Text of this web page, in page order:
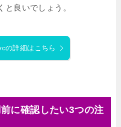
と良いでしょう。
の詳細はこちら
に確認したい3つの注